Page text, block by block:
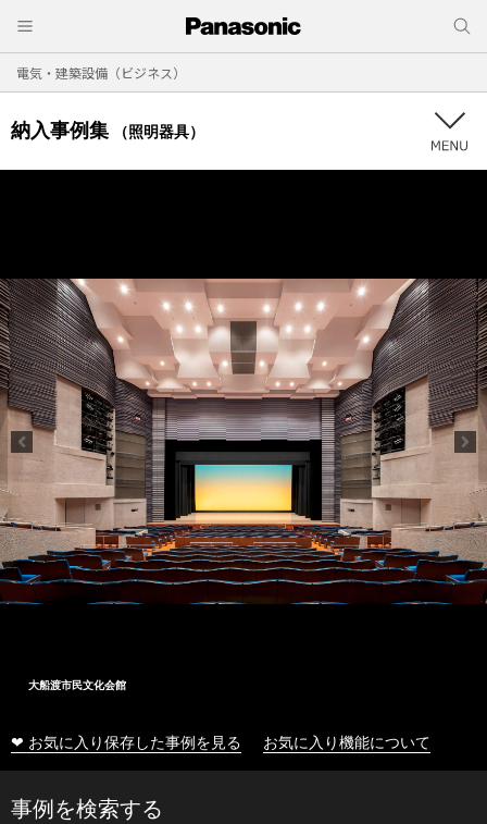
電気・建築設備（ビジネス）
納入事例集 （照明器具）
大船渡市民文化会館
❤ お気に入り保存した事例を見る お気に入り機能について
事例を検索する